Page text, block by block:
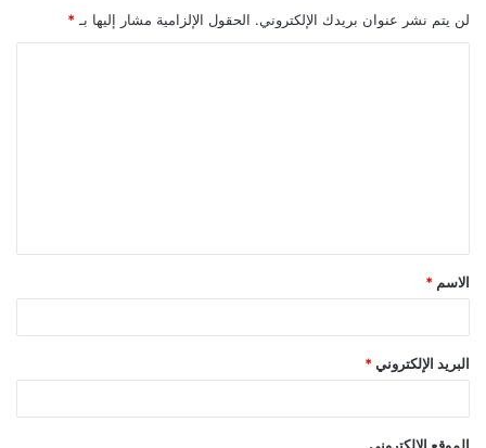
لن يتم نشر عنوان بريدك الإلكتروني. الحقول الإلزامية مشار إليها بـ *
ق
*
الاسم *
البريد الإلكتروني *